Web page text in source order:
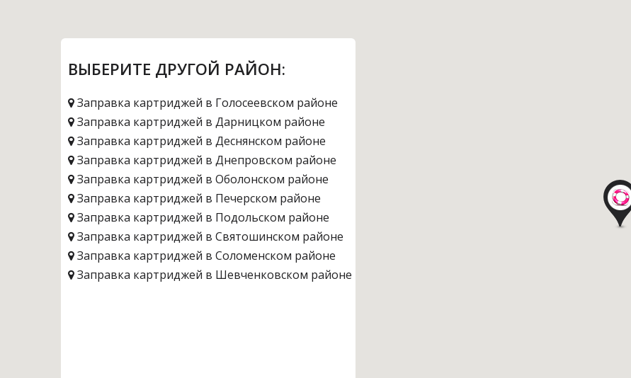
ВЫБЕРИТЕ ДРУГОЙ РАЙОН:
Заправка картриджей в Голосеевском районе
Заправка картриджей в Дарницком районе
Заправка картриджей в Деснянском районе
Заправка картриджей в Днепровском районе
Заправка картриджей в Оболонском районе
Заправка картриджей в Печерском районе
Заправка картриджей в Подольском районе
Заправка картриджей в Святошинском районе
Заправка картриджей в Соломенском районе
Заправка картриджей в Шевченковском районе